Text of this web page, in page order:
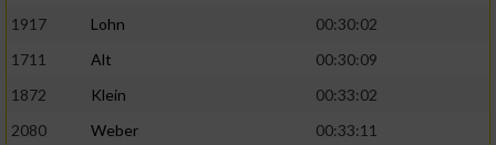
1917
Lohn
00:30:02
1711
Alt
00:30:09
1872
Klein
00:33:02
2080
Weber
00:33:11
Notwendig